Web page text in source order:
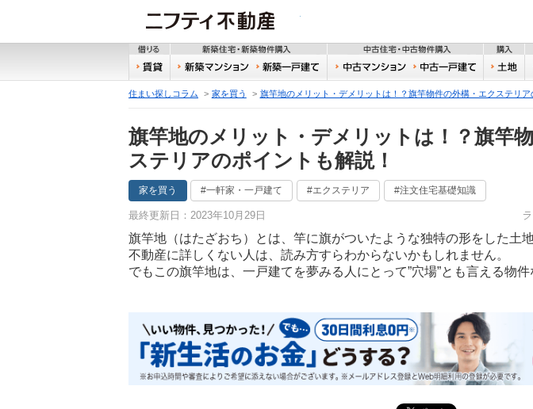
借りる 新築住宅・新築物件購入 中古住宅
賃貸
新築マンション 新築一戸建て 中古マンション 中古一戸
住まい探しコラム 家を買う 旗竿地のメリット・デメリットは！？旗竿物件の外構・エクステリア
旗竿地のメリット・デメリットは！？旗竿
ステリアのポイントも解説！
家を買う #一軒家・一戸建て #エクステリア #注文住宅基礎知識
最終更新日：2023年10月29日
旗竿地（はたざおち）とは、竿に旗がついたような独特の形をした土地
不動産に詳しくない人は、読み方すらわからないかもしれません。
でもこの旗竿地は、一戸建てを夢みる人にとって”穴場”とも言える物件